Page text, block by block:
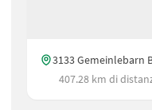
S e Hürlimann SV,
3133 Gemeinlebarn
407.28 km di